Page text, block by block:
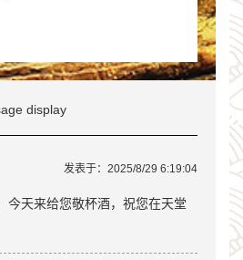
display
发表于：2025/8/29 6:19:04
今天来给您敬杯酒，祝您在天堂